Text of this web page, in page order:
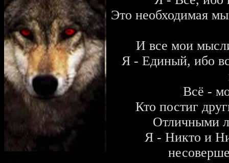
Это необходимая
И все мои
Я - Единый, ибо
Всё -
Кто постиг
Отличными
Я - Никто и